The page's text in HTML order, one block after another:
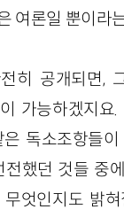
여론일 뿐이라
히 공개되면,
가능하겠지요
독소조항들
전했던 것들 중
엇인지도 밝